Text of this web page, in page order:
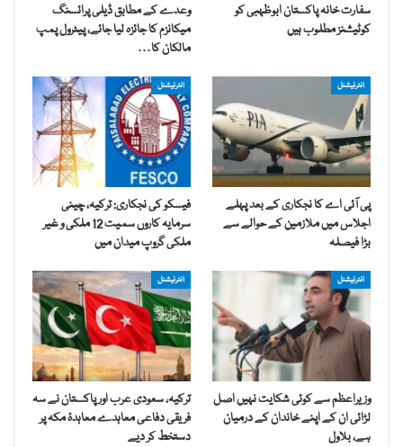
سفارت خانہ پاکستان ابوظہبی کو
کوٹیشنز مطلوب ہیں
وعدے کے مطابق ڈیلی پرائسنگ
میکانزم کا جائزہ لیا جائے، پیٹرول پمپ
مالکان کا…
انٹرنیشنل
پی آئی اے کا نجکاری کے بعد پہلے
اجلاس میں ملازمین کے حوالے سے
بڑا فیصلہ
انٹرنیشنل
فیسکو کی نجکاری: ترکیہ، چینی
سرمایہ کاروں سمیت 12 ملکی و غیر
ملکی گروپ میدان میں
انٹرنیشنل
وزیراعظم سے کوئی شکایت نہیں اصل
لڑائی ان کے اپنے خاندان کے درمیان
ہے، بلاول
انٹرنیشنل
ترکیہ، سعودی عرب اور پاکستان نے سہ
فریقی دفاعی معاہدے معاہدۂ مکہ پر
دستخط کر دیے